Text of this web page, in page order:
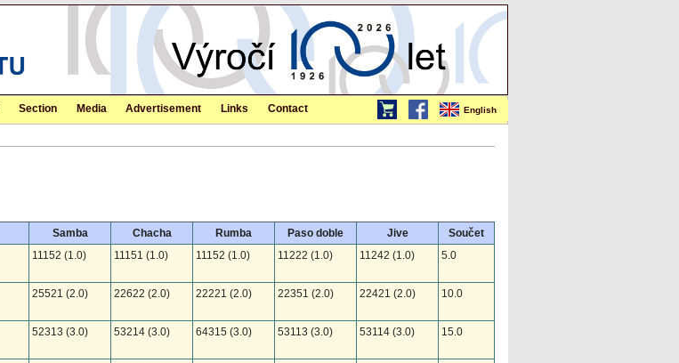
English
Section Media Advertisement Links Contact
Samba Chacha Rumba Paso doble Jive
Součet
11152 (1.0) 11151 (1.0) 11152 (1.0) 11222 (1.0) 11242 (1.0) 5.0
25521 (2.0) 22622 (2.0) 22221 (2.0) 22351 (2.0) 22421 (2.0) 10.0
52313 (3.0) 53214 (3.0) 64315 (3.0) 53113 (3.0) 53114 (3.0) 15.0